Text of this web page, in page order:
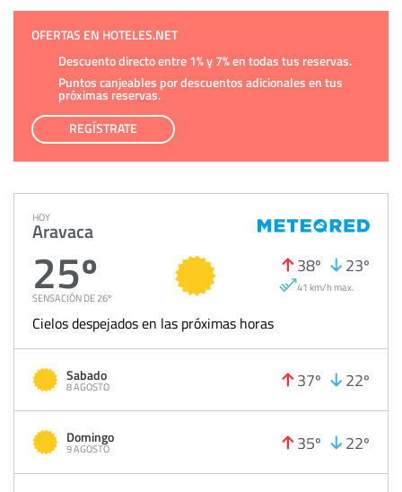
OFERTAS EN HOTELES.NET
Descuento directo entre 1% y 7% en todas tus reservas.
Puntos canjeables por descuentos adicionales en tus
próximas reservas.
REGÍSTRATE
HOY
Aravaca
25º
SENSACIÓN DE 26º
38º 23º
41 km/h max.
Cielos despejados en las próximas horas
Sabado
8 AGOSTO 37º 22º
Domingo
9 AGOSTO 35º 22º